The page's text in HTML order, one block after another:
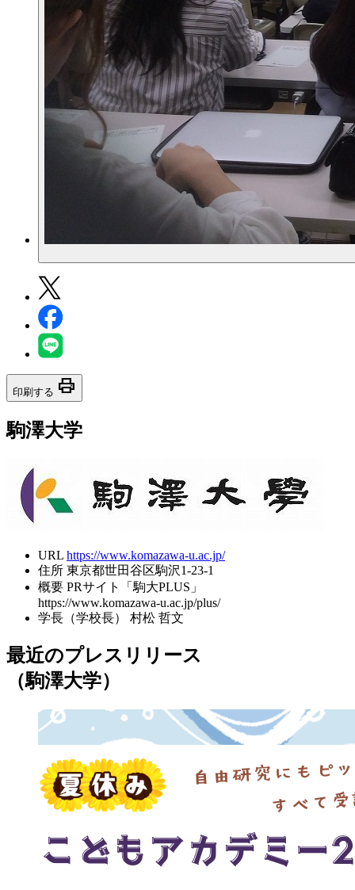
印刷する print
駒澤大学
URL https://www.komazawa-u.ac.jp/
住所 東京都世田谷区駒沢1-23-1
概要 PRサイト「駒大PLUS」
https://www.komazawa-u.ac.jp/plus/
学長（学校長）
村松 哲文
最近のプレスリリース
（駒澤大学）